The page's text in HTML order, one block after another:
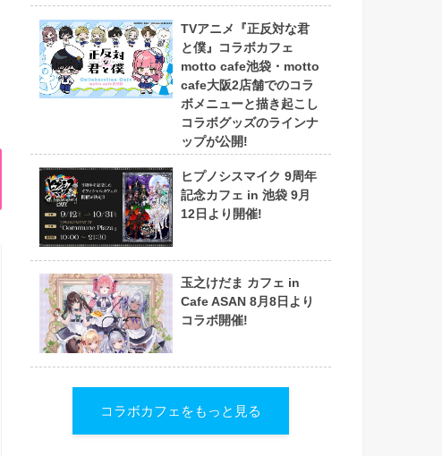
TVアニメ『正反対な君
と僕』コラボカフェ
motto cafe池袋・motto
cafe大阪2店舗でのコラ
ボメニューと描き起こし
コラボグッズのラインナ
ップが公開!
ヒプノシスマイク 9周年
記念カフェ in 池袋 9月
12日より開催!
玉之けだま カフェ in
Cafe ASAN 8月8日より
コラボ開催!
コラボカフェをもっと見る